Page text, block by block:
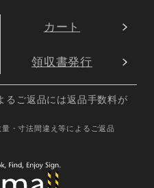
カート
領収書発行
るご返品には返品手数料が
・寸法間違え等によるご返品